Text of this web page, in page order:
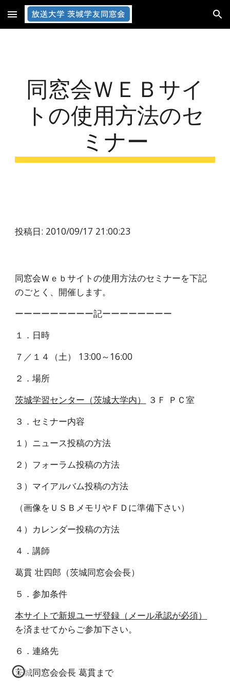
Skip to main content Skip to navigation
同窓会ＷＥＢサイ
トの使用方法のセ
ミナー
投稿日: 2010/09/17 21:00:23
同窓会Ｗｅｂサイトの使用方法のセミナーを下記
のごとく、開催します。
ーーーーーーーーー記ーーーーーーーー
１．日時
７／１４（土） 13:00～16:00
２．場所
茨城学習センター（茨城大学内）
３Ｆ ＰＣ室
３．セミナー内容
１）ニュース投稿の方法
２）フォーラム投稿の方法
３）マイアルバム投稿の方法
（画像をＵＳＢメモリやＦＤに準備下さい）
４）カレンダー投稿の方法
４．講師
葛貫 壮四郎（茨城同窓会会長）
５．参加条件
本サイトで新規ユーザ登録（メール承認が必須）
を済ませてからご参加下さい。
６．連絡先
茨城同窓会会長 葛貫まで